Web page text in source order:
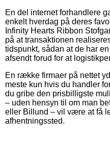
En del internet forhandlere
enkelt hverdag på deres
Infinity Hearts Ribbon
på at transaktionen
tidspunkt, sådan at de har
afsendt forud for at
En række firmaer på nettet
meste kun hvis du handler
du gribe den prisbilligste
– uden hensyn til om man
eller Billund – vil være at få
afhentningssted.